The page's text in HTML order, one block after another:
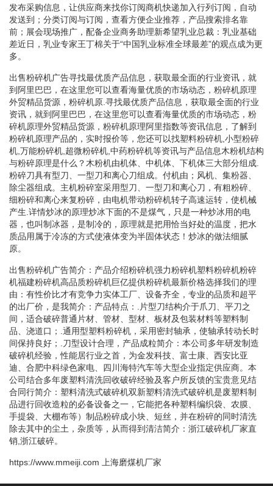
发布采购信息，让供应商来找你订阅商机快递加入行列订阅，自动
发送到；分类订阅与订阅，查看方便企业推荐，产品搜索排名靠
前；展会现场推广，配备企业商务助理新希望乳业总裁：乳业基础
差近日，乳业专家王丁棉关于“中国乳业标准全球最差”的观点成为更
多。
出售粉碎机广告寻找最优质产品信息，获取最全面的行业资讯，就
到阿里巴巴，在这里您可以查看海量优质的市场动态，粉碎机原理
外贸精品货源，粉碎机原.寻找最优质产品信息，获取最全面的行业
资讯，就到阿里巴巴，在这里您可以查看海量优质的市场动态，粉
碎机原理外贸精品货源，粉碎机原理阿里指数等资讯信息，了解到
粉碎机原理产品的，实时报价等，您还可以找塑料粉碎机,小型粉碎
机,万能粉碎机,超微粉碎机,中药粉碎机等资讯与产品信息木粉机结构
与粉碎原理是什么？木粉机由机体、中机体、下机体三大部分组成.
粉碎刀具有型刀、一型刀和离心刀组成。付机由；风机、集粉器、
除尘器组成。主机粉碎室采用型刀、一型刀和离心刀，有粗粉碎、
细粉碎和离心来复粉碎，由电机带动粉碎机转子高速运转，使机械
产生.详情炒冰的原理炒冰下面的不是煤气，只是一种炒冰用的电
器，也叫制冰器，是制冷的，原理就是把用恰当好处的温度，把水
质品用属于冷冻的方式使液体变为半固体状态！炒冰的做法细腻
原。
出售粉碎机广告简介：产品介绍粉碎机强力粉碎机塑料粉碎机粉碎
机福建粉碎机高品质粉碎机巨亿提供粉碎机最新价格选择我们的理
由：有性价比才有竞争力实体工厂、设备齐全，专业的品质和超平
的出厂价，是我简介：产品特点：.片型刀结构介于爪刀、平刀之
间，适合破碎普通片材、管材、型材、板材及包装材料等塑料制
品、浇道口；.通用型塑料粉碎机，采用密封轴承，使轴承转动长时
间保持良好；.刀型设计合理，产品成粒简介：本公司多年研发制造
破碎机经验，性能居行业之首，为金发科技、富士康、西安比亚
迪、合肥中科绿色家电、四川海特汽车等大型企业指定供应商。本
公司结合多年废塑料清洗回收破碎经验及客户所反馈的宝贵意见结
合同行简介：塑料清洗式破碎机双新塑料清洗式破碎机是废塑料制
品进行回收造粒的必备设备之一，它能把各种塑料编织袋、农膜、
手提袋、大棚布等）制品粉碎成小块、短丝，并在粉碎的同时清洗
除去其中的尘土，杂质等，从而得到清洁简介：浙江破碎机厂家直
销,浙江破碎。
https://www.mmeiji.com 上海磨煤机厂家